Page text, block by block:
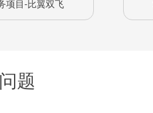
项目-比翼双飞
题